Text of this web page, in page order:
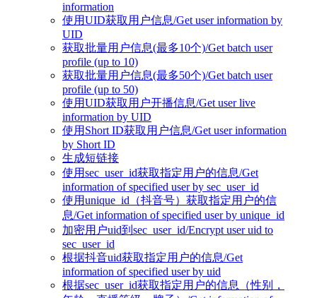
information
使用UID获取用户信息/Get user information by
UID
获取批量用户信息(最多10个)/Get batch user
profile (up to 10)
获取批量用户信息(最多50个)/Get batch user
profile (up to 50)
使用UID获取用户开播信息/Get user live
information by UID
使用Short ID获取用户信息/Get user information
by Short ID
生成短链接
使用sec_user_id获取指定用户的信息/Get
information of specified user by sec_user_id
使用unique_id（抖音号）获取指定用户的信
息/Get information of specified user by unique_id
加密用户uid到sec_user_id/Encrypt user uid to
sec_user_id
根据抖音uid获取指定用户的信息/Get
information of specified user by uid
根据sec_user_id获取指定用户的信息（性别，